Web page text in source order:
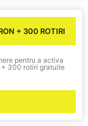
+ 300 ROTIRI
pentru a activa
300 rotiri gratuite